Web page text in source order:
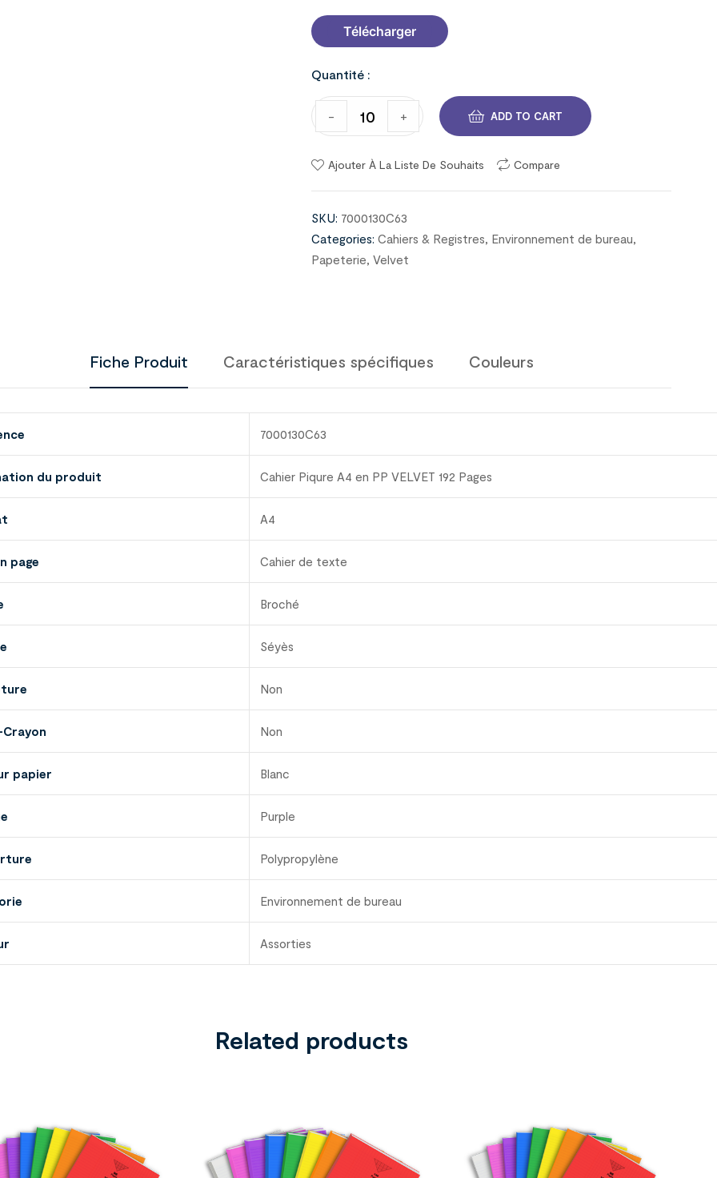
Télécharger
Quantité :
- + ADD TO CART
Ajouter À La Liste De Souhaits Compare
SKU: 7000130C63
Categories: Cahiers & Registres, Environnement de bureau,
Papeterie, Velvet
Fiche Produit Caractéristiques spécifiques Couleurs
7000130C63
du produit Cahier Piqure A4 en PP VELVET 192 Pages
A4
page Cahier de texte
Broché
Séyès
Non
Non
papier Blanc
Purple
Polypropylène
Environnement de bureau
Assorties
Related products